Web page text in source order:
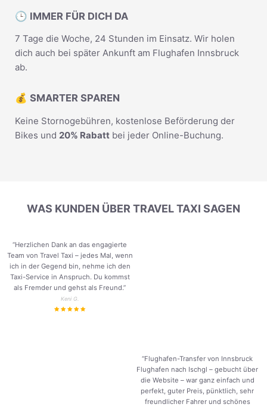
🕒 IMMER FÜR DICH DA
7 Tage die Woche, 24 Stunden im Einsatz. Wir holen
dich auch bei später Ankunft am Flughafen Innsbruck
ab.
💰 SMARTER SPAREN
Keine Stornogebühren, kostenlose Beförderung der
Bikes und 20% Rabatt bei jeder Online-Buchung.
WAS KUNDEN ÜBER TRAVEL TAXI SAGEN
“Herzlichen Dank an das engagierte
Team von Travel Taxi – jedes Mal, wenn
ich in der Gegend bin, nehme ich den
Taxi-Service in Anspruch. Du kommst
als Fremder und gehst als Freund.”
Keni G.
“Flughafen-Transfer von Innsbruck
Flughafen nach Ischgl – gebucht über
die Website – war ganz einfach und
perfekt, guter Preis, pünktlich, sehr
freundlicher Fahrer und schönes